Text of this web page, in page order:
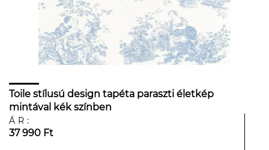
Toile stílusú design tapéta paraszti életkép
mintával kék színben
ÁR:
37 990 Ft